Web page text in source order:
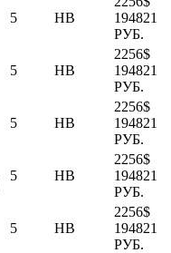
5 HB
194821
РУБ.
5 HB
2256$
194821
РУБ.
5 HB
2256$
194821
РУБ.
5 HB
2256$
194821
РУБ.
5 HB
2256$
194821
РУБ.